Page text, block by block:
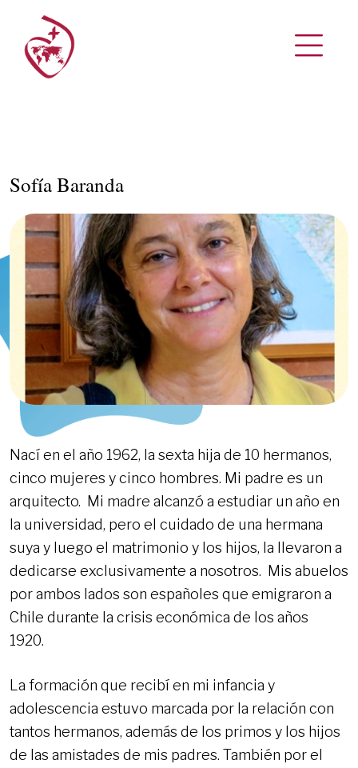
Sofía Baranda
Nací en el año 1962, la sexta hija de 10 hermanos,
cinco mujeres y cinco hombres. Mi padre es un
arquitecto. Mi madre alcanzó a estudiar un año en
la universidad, pero el cuidado de una hermana
suya y luego el matrimonio y los hijos, la llevaron a
dedicarse exclusivamente a nosotros. Mis abuelos
por ambos lados son españoles que emigraron a
Chile durante la crisis económica de los años
1920.
La formación que recibí en mi infancia y
adolescencia estuvo marcada por la relación con
tantos hermanos, además de los primos y los hijos
de las amistades de mis padres. También por el